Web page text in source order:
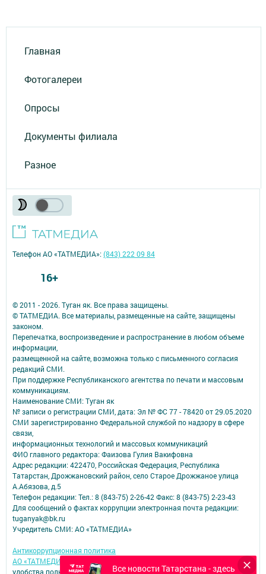
Главная
Фотогалереи
Опросы
Документы филиала
Разное
Все новости Татарстана - здесь
© 2011 - 2026. Туган як. Все права защищены.
© ТАТМЕДИА. Все материалы, размещенные на сайте, защищены
законом.
Перепечатка, воспроизведение и распространение в любом объеме
информации,
размещенной на сайте, возможна только с письменного согласия
редакций СМИ.
При поддержке Республиканского агентства по печати и массовым
коммуникациям.
Наименование СМИ: Туган як
№ записи о регистрации СМИ, дата: Эл № ФС 77 - 78420 от 29.05.2020
СМИ зарегистрированно Федеральной службой по надзору в сфере
связи,
информационных технологий и массовых коммуникаций
ФИО главного редактора: Фаизова Гулия Вакифовна
Адрес редакции: 422470, Российская Федерация, Республика
Татарстан, Дрожжановский район, село Старое Дрожжаное улица
А.Абязова, д.5
Телефон редакции: Тел.: 8 (843-75) 2-26-42 Факс: 8 (843-75) 2-23-43
Для сообщений о фактах коррупции электронная почта редакции:
tuganyak@bk.ru
Учредитель СМИ: АО «ТАТМЕДИА»
Антикоррупционная политика
АО «ТАТМЕДИА» использует «cookie»
для персонализации сервисов и
удобства пользователей сайтом.
Телефон АО «ТАТМЕДИА»:(843) 222 09 84
16+